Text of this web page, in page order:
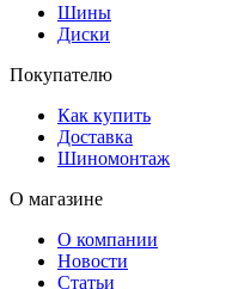
Шины
Диски
Покупателю
Как купить
Доставка
Шиномонтаж
О магазине
О компании
Новости
Статьи